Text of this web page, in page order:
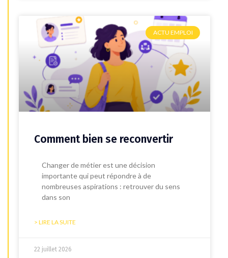
ACTU EMPLOI
Comment bien se reconvertir
Changer de métier est une décision
importante qui peut répondre à de
nombreuses aspirations : retrouver du sens
dans son
> LIRE LA SUITE
22 juillet 2026